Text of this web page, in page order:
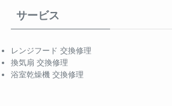
サービス
レンジフード 交換修理
換気扇 交換修理
浴室乾燥機 交換修理